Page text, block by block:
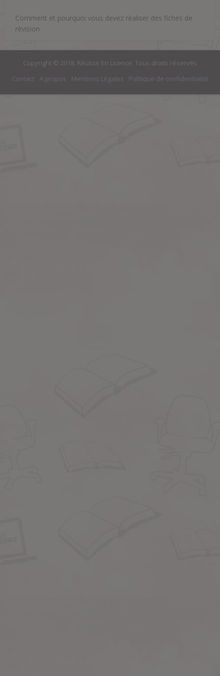
Comment et pourquoi vous devez réaliser des fiches de
révision
Copyright © 2018. Réussir En Licence. Tous droits réservés
Contact
A propos Mentions Légales Politique de confidentialité